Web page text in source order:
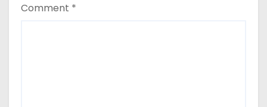
Comment *